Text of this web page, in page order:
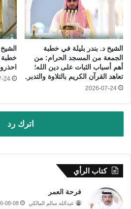
الشيخ د. بندر بليلة في خطبة
الجمعة من المسجد الحرام: من
أهم أسباب الثبات على دين الله؛
تعاهد القرآن الكريم بالتلاوة والتدبر.
2026-07-24
خطبة
24
اترك رد
كتاب الرأي
فرحة العمر
عبدالله سالم المالكي 08-08